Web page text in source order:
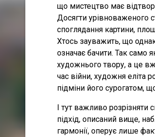
що мистецтво має
Досягти урівноваженого
споглядання картини,
Хтось зауважить, що
означає бачити. Так само
художнього твору, а це
час війни, художня еліта
підміни його сурогатом,
І тут важливо розрізняти
підхід, описаний вище,
гармонії, оперує лише